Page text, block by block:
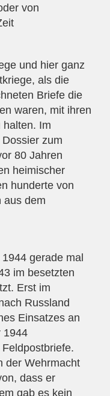
von
und hier ganz
als die
Briefe die
waren, mit ihren
halten. Im
zum
80 Jahren
heimischer
hunderte von
aus dem
gerade mal
im besetzten
Erst im
Russland
Einsatzes an
1944
der Wehrmacht
dass er
gab es kein